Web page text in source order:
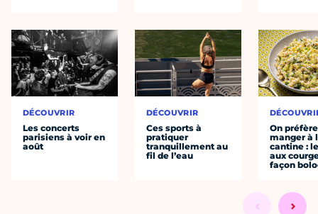
DÉCOUVRIR
Les concerts
parisiens à voir en
août
DÉCOUVRIR
Ces sports à
pratiquer
tranquillement au
fil de l’eau
On préfère
manger à
cantine :
aux
façon